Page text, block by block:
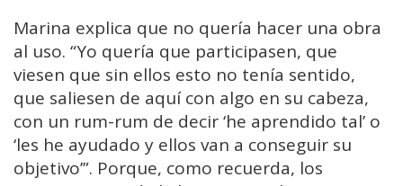
Marina explica que no quería hacer una obra
al uso. “Yo quería que participasen, que
viesen que sin ellos esto no tenía sentido,
que saliesen de aquí con algo en su cabeza,
con un rum-rum de decir ‘he aprendido tal’ o
‘les he ayudado y ellos van a conseguir su
objetivo’”. Porque, como recuerda, los